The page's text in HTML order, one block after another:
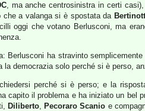
, ma anche centrosinistra in certi
che a valanga si è spostata da
oggi che votano Berlusconi, ma
Berlusconi ha stravinto
la democrazia solo perché si è perso,
perché si è perso; e la
capito il problema e ha iniziato un bel
Diliberto, Pecoraro Scanio e